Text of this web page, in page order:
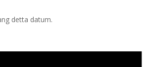
detta datum.